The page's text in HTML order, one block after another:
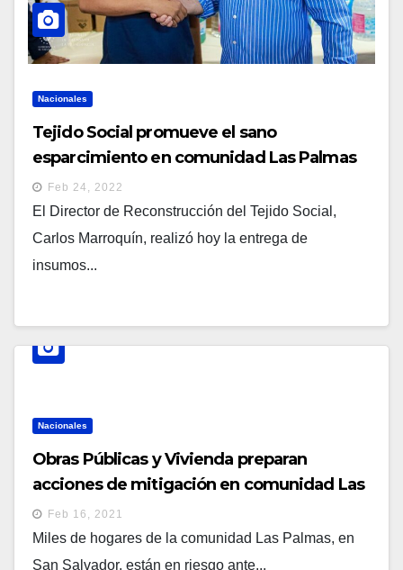
Nacionales
Tejido Social promueve el sano
esparcimiento en comunidad Las Palmas
Feb 24, 2022
El Director de Reconstrucción del Tejido Social,
Carlos Marroquín, realizó hoy la entrega de
insumos...
Nacionales
Obras Públicas y Vivienda preparan
acciones de mitigación en comunidad Las
Palmas para evitar desastres en los
inviernos
Feb 16, 2021
Miles de hogares de la comunidad Las Palmas, en
San Salvador, están en riesgo ante...